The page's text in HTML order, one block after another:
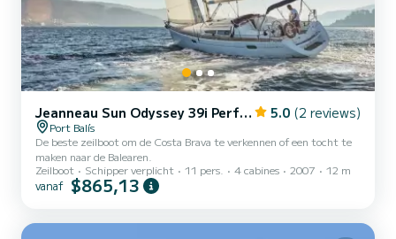
Jeanneau Sun Odyssey 39i Performance 5.0 (2 reviews)
Port Balís
De beste zeilboot om de Costa Brava te verkennen of een tocht te
maken naar de Balearen.
Zeilboot
Schipper verplicht 11 pers. 4 cabines 2007 12 m
vanaf $865,13